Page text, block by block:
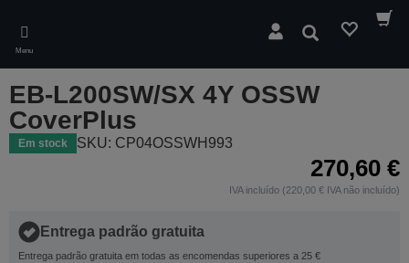
main
content
Menu
Pesquisar
EB-L200SW/SX 4Y OSSW
CoverPlus
Em stock SKU: CP04OSSWH993
270,60 €
IVA incluído (220,00 € IVA não incluído)
Entrega padrão gratuita
Entrega padrão gratuita em todas as encomendas superiores a 25 €